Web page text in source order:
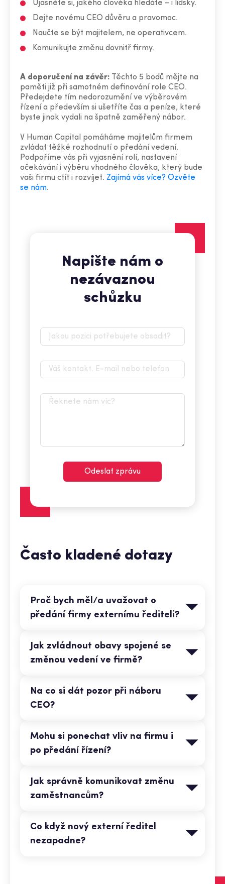
Ujasněte si, jakého člověka hledáte – i lidsky.
Dejte novému CEO důvěru a pravomoc.
Naučte se být majitelem, ne operativcem.
Komunikujte změnu dovnitř firmy.
A doporučení na závěr:
Těchto 5 bodů mějte na
paměti již při samotném definování role CEO.
Předejdete tím nedorozumění ve výběrovém
řízení a především si ušetříte čas a peníze, které
byste jinak vydali na špatně zaměřený nábor.
V Human Capital pomáháme majitelům firmem
zvládat těžké rozhodnutí o předání vedení.
Podpoříme vás při vyjasnění rolí, nastavení
očekávání i výběru vhodného člověka, který bude
vaši firmu ctít i rozvíjet. Zajímá vás více? Ozvěte
se nám.
Napište nám o
nezávaznou
schůzku
Odeslat zprávu
Často kladené dotazy
Proč bych měl/a uvažovat o
předání firmy externímu řediteli?
Jak zvládnout obavy spojené se
změnou vedení ve firmě?
Na co si dát pozor při náboru
CEO?
Mohu si ponechat vliv na firmu i
po předání řízení?
Jak správně komunikovat změnu
zaměstnancům?
Co když nový externí ředitel
nezapadne?